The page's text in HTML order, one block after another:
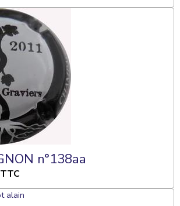
PIERRE MIGNON n°138aa
TTC